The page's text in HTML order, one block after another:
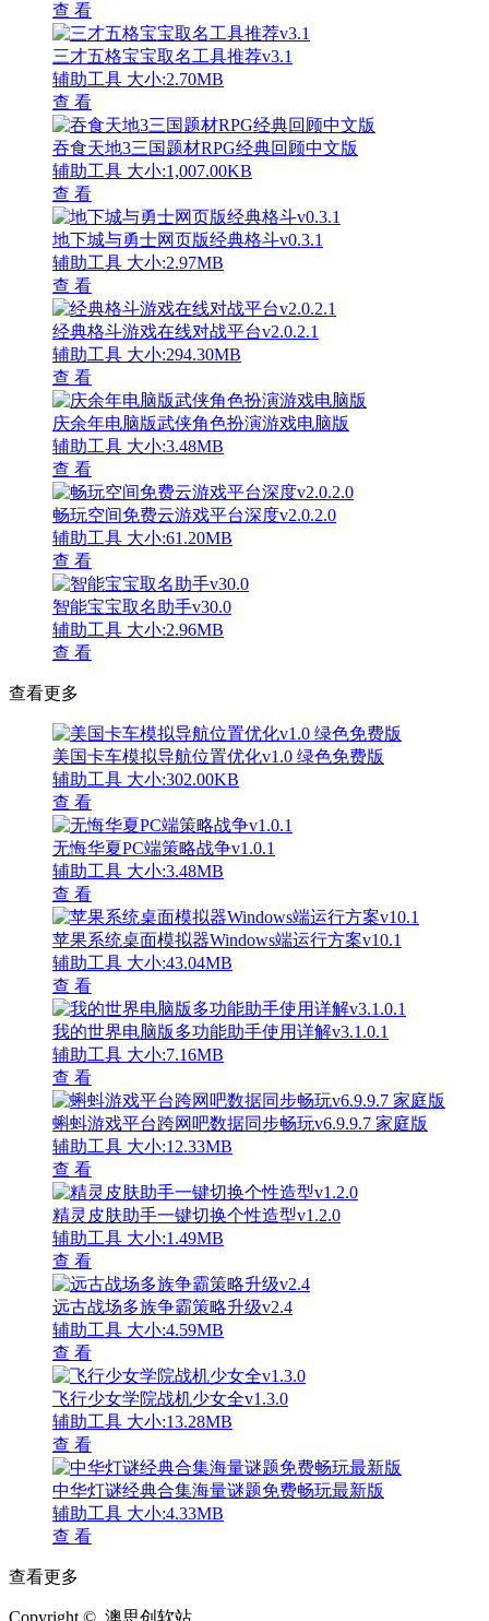
查 看
三才五格宝宝取名工具推荐v3.1
辅助工具 大小:2.70MB
查 看
吞食天地3三国题材RPG经典回顾中文版
辅助工具 大小:1,007.00KB
查 看
地下城与勇士网页版经典格斗v0.3.1
辅助工具 大小:2.97MB
查 看
经典格斗游戏在线对战平台v2.0.2.1
辅助工具 大小:294.30MB
查 看
庆余年电脑版武侠角色扮演游戏电脑版
辅助工具 大小:3.48MB
查 看
畅玩空间免费云游戏平台深度v2.0.2.0
辅助工具 大小:61.20MB
查 看
智能宝宝取名助手v30.0
辅助工具 大小:2.96MB
查 看
查看更多
美国卡车模拟导航位置优化v1.0 绿色免费版
辅助工具 大小:302.00KB
查 看
无悔华夏PC端策略战争v1.0.1
辅助工具 大小:3.48MB
查 看
苹果系统桌面模拟器Windows端运行方案v10.1
辅助工具 大小:43.04MB
查 看
我的世界电脑版多功能助手使用详解v3.1.0.1
辅助工具 大小:7.16MB
查 看
蝌蚪游戏平台跨网吧数据同步畅玩v6.9.9.7 家庭版
辅助工具 大小:12.33MB
查 看
精灵皮肤助手一键切换个性造型v1.2.0
辅助工具 大小:1.49MB
查 看
远古战场多族争霸策略升级v2.4
辅助工具 大小:4.59MB
查 看
飞行少女学院战机少女全v1.3.0
辅助工具 大小:13.28MB
查 看
中华灯谜经典合集海量谜题免费畅玩最新版
辅助工具 大小:4.33MB
查 看
查看更多
Copyright © 澳思创软站